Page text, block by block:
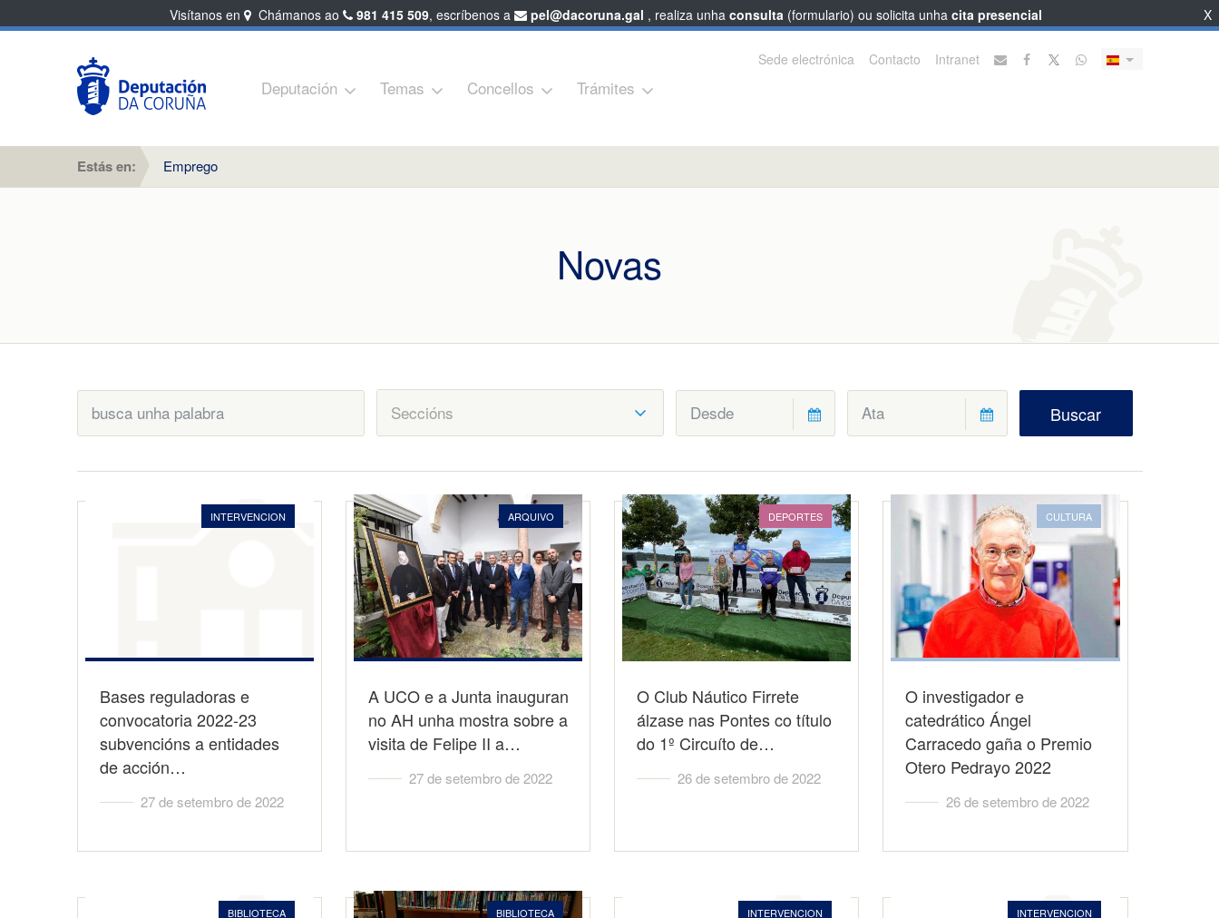
Sede electrónica Contacto Intranet
Deputación Temas Concellos Trámites
Estás en: Emprego
Novas
Buscar
INTERVENCION
Bases reguladoras e
convocatoria 2022-23
subvencións a entidades
de acción…
27 de setembro de 2022
ARQUIVO
A UCO e a Junta inauguran
no AH unha mostra sobre a
visita de Felipe II a…
27 de setembro de 2022
DEPORTES
O Club Náutico Firrete
álzase nas Pontes co título
do 1º Circuíto de…
26 de setembro de 2022
CULTURA
O investigador e
catedrático Ángel
Carracedo gaña o Premio
Otero Pedrayo 2022
26 de setembro de 2022
BIBLIOTECA BIBLIOTECA INTERVENCION INTERVENCION
Visítanos en Chámanos ao 981 415 509, escríbenos a pel@dacoruna.gal , realiza unha consulta(formulario) ou solicita unha cita presencial X